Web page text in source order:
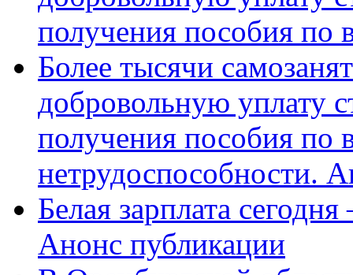
получения пособия по
Более тысячи
добровольную уплату
получения пособия по
нетрудоспособности.
Белая зарплата
Анонс публикации